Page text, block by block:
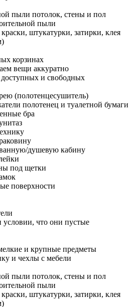
пыли потолок, стены и пол
пыли
штукатурки, затирки, клея
корзинах
вещи аккуратно
и свободных
(полотенцесушитель)
полотенец и туалетной бумаги
бра
душевую кабину
под щетки
поверхности
что они пустые
и крупные предметы
и чехлы с мебели
пыли потолок, стены и пол
пыли
штукатурки, затирки, клея